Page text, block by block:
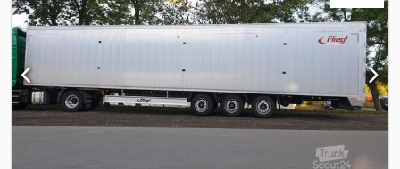
owner * All information without guarantee * Further details and
criteria on request / Additional service * Repainting and
retrofitting possible * Short-term license plates / export plates *
Transfer & shipping possible * Assistance with customs and
export documents * Procurement of COC and EUR1 documents *
On the market since 1991 * Leasing and financing options
available. We have been working with various leasing companies
customer. We can also often support customers with weak credit